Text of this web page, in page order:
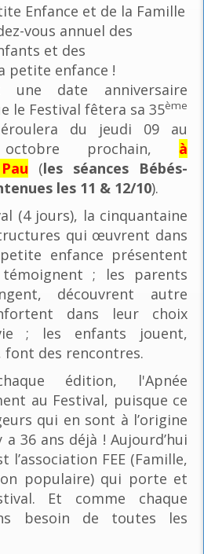
Enfance et de la Famille
vous annuel des
et des
petite enfance !
une date anniversaire
le Festival fêtera sa 35ème
du jeudi 09 au
prochain, à
(les séances Bébés-
les 11 & 12/10).
(4 jours), la cinquantaine
qui œuvrent dans
enfance présentent
; les parents
découvrent autre
dans leur choix
; les enfants jouent,
des rencontres.
édition, l'Apnée
au Festival, puisque ce
qui en sont à l’origine
36 ans déjà ! Aujourd’hui
l’association FEE (Famille,
populaire) qui porte et
Et comme chaque
besoin de toutes les